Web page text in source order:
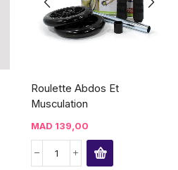
Roulette Abdos Et
Musculation
MAD 139,00